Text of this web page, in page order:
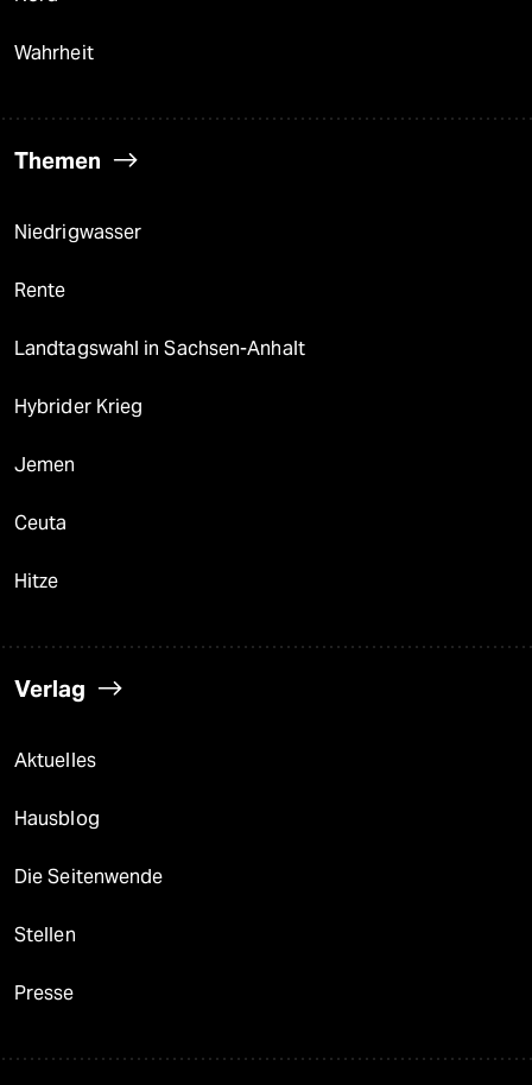
Wahrheit
Themen
Niedrigwasser
Rente
Landtagswahl in Sachsen-Anhalt
Hybrider Krieg
Jemen
Ceuta
Hitze
Verlag
Aktuelles
Hausblog
Die Seitenwende
Stellen
Presse